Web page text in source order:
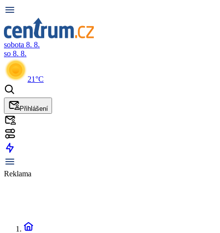
sobota 8. 8.
so 8. 8.
21°C
Přihlášení
Reklama